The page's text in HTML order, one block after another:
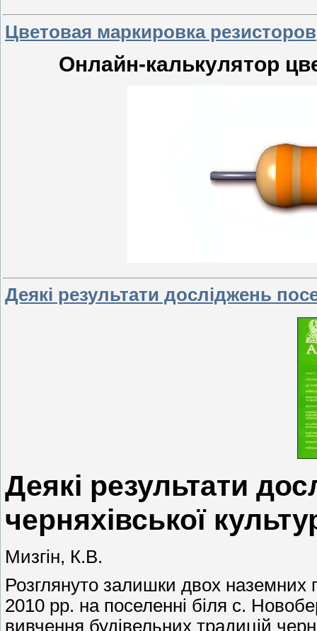
Цветовая маркировка резисторов
Онлайн-калькулятор
Деякі результати досліджень
Деякі результати
черняхівської
Мизгін, К.В.
Розглянуто залишки двох
2010 рр. на поселенні біля с.
вивчення будівельних традицій